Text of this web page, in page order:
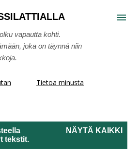
Siirry pääsisältöön
vapautta kohti.
joka on täynnä niin
Tietoa minusta
tekstit.
NÄYTÄ KAIKKI